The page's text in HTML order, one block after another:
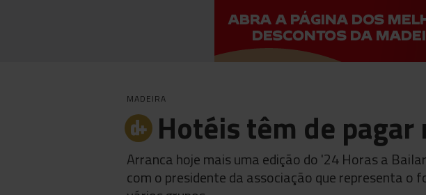
MADEIRA
Hotéis têm de
Arranca hoje mais uma edição do '24 Horas a
com o presidente da associação que representa o